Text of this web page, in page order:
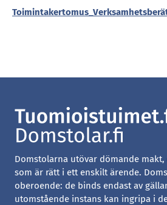
Domstolarna utövar dömande makt,
som är rätt i ett enskilt ärende.
oberoende: de binds endast av
utomstående instans kan ingripa i